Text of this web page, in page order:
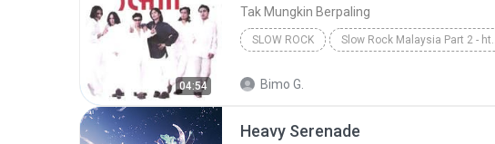
04:54
Tak Mungkin Berpaling
SLOW ROCK Slow Rock
Bimo G.
Heavy Serenade